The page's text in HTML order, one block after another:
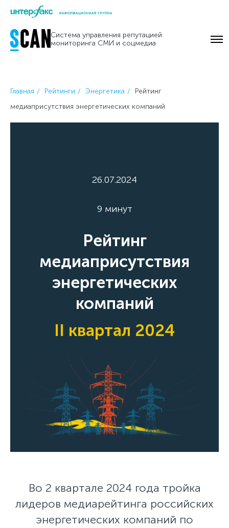
Skip
content
Система управления репутацией
мониторинга СМИ и соцмедиа
Главная Рейтинги Энергетика
Рейтинг
медиаприсутствия энергетических компаний
26.07.2024
9 минут
Рейтинг
медиаприсутствия
энергетических
компаний
II квартал 2024
Во 2 квартале 2024 года тройка
лидеров медиарейтинга российских
энергетических компаний по